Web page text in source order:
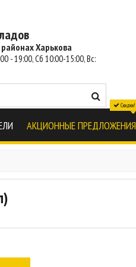
районах Харькова
- 19:00, Сб 10:00-15:00, Вс:
АКЦИОННЫЕ ПРЕДЛОЖЕНИЯ
Скидки!